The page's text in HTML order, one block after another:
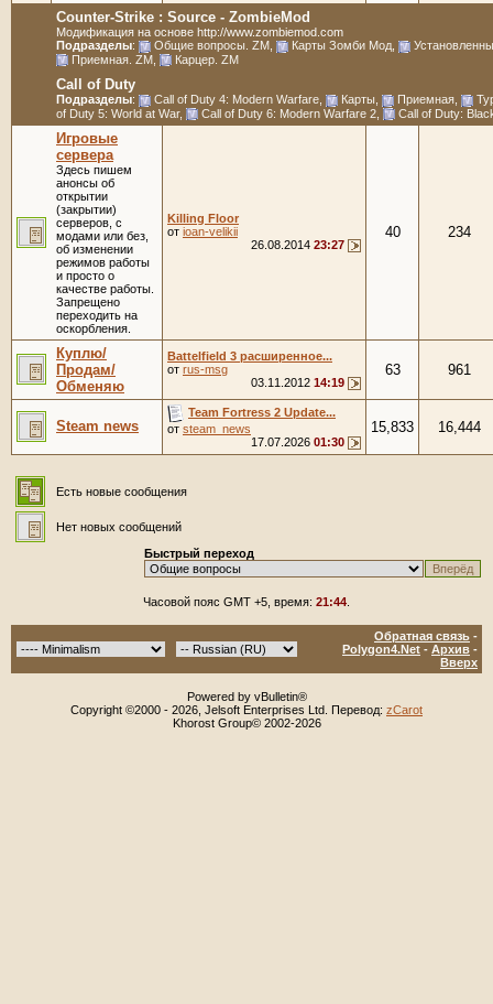
Counter-Strike : Source - ZombieMod
Модификация на основе http://www.zombiemod.com
Подразделы: Общие вопросы. ZM Карты Зомби Мод
Приемная. ZM
Карцер. ZM
Call of Duty
Подразделы: Call of Duty 4: Modern Warfare Карты Приемная
of Duty 5: World at War, Call of Duty 6: Modern Warfare 2 Call of Duty:
Игровые
сервера
Здесь пишем
анонсы об
открытии
(закрытии)
серверов, с
модами или без,
об изменении
режимов работы
и просто о
качестве работы.
Запрещено
переходить на
оскорбления.
Killing Floor
от ioan-velikii
26.08.2014 23:27
40 234
Куплю/
Продам/
Обменяю
Battelfield 3 расширенное...
от rus-msg
03.11.2012 14:19
63 961
Steam news
Team Fortress 2 Update...
от steam_news
17.07.2026 01:30
15,833 16,444
Есть новые сообщения
Нет новых сообщений
Быстрый переход
Часовой пояс GMT +5, время: 21:44
Обратная связь -
Polygon4.Net - Архив -
Вверх
Powered by vBulletin®
Copyright ©2000 - 2026, Jelsoft Enterprises Ltd. Перевод: zCarot
Khorost Group© 2002-2026